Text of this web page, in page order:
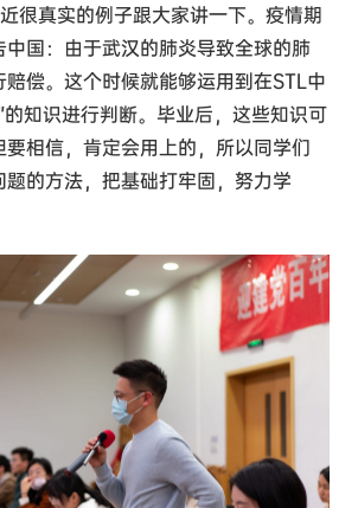
很真实的例子跟大家讲一下。疫情期
中国：由于武汉的肺炎导致全球的肺
偿。这个时候就能够运用到在STL中
的知识进行判断。毕业后，这些知识可
相信，肯定会用上的，所以同学们
的方法，把基础打牢固，努力学